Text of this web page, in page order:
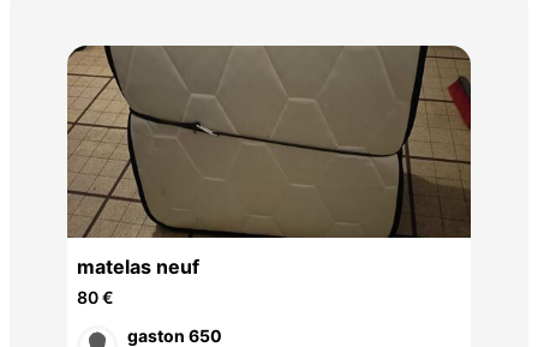
matelas neuf
80 €
gaston 650